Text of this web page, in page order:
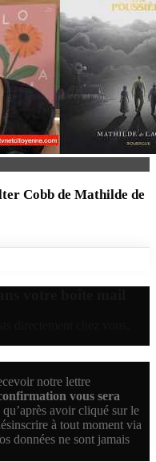
Cobb de Mathilde de
notre lettre
vous sera
avoir cliqué sur le
à tout moment via
données ne sont jamais